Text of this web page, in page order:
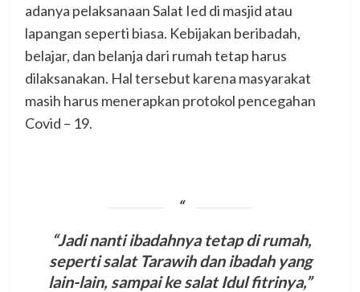
adanya pelaksanaan Salat Ied di masjid atau
lapangan seperti biasa. Kebijakan beribadah,
belajar, dan belanja dari rumah tetap harus
dilaksanakan. Hal tersebut karena masyarakat
masih harus menerapkan protokol pencegahan
Covid – 19.
“Jadi nanti ibadahnya tetap di rumah,
seperti salat Tarawih dan ibadah yang
lain-lain, sampai ke salat Idul fitrinya,”